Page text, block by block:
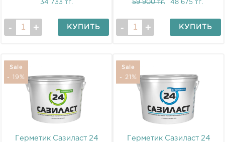
34 733 тг.
КУПИТЬ
59 900 тг. 48 675 тг.
КУПИТЬ
- 19%
Sale
Герметик Сазиласт 24
- 21%
Sale
Герметик Сазиласт 24